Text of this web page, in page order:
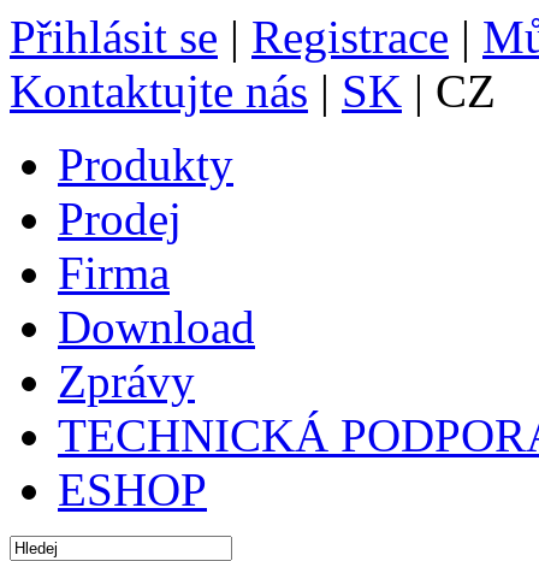
Přihlásit se | Registrace |
Kontaktujte nás | SK | CZ
Produkty
Prodej
Firma
Download
Zprávy
TECHNICKÁ
ESHOP